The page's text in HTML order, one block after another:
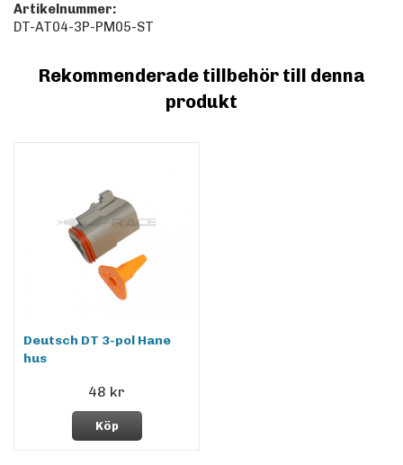
Artikelnummer:
DT-AT04-3P-PM05-ST
Rekommenderade tillbehör till denna
produkt
Deutsch DT 3-pol Hane
hus
48 kr
Köp